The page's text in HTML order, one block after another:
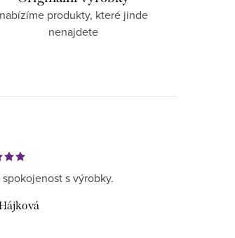
nabízíme produkty, které jinde
nenajdete
s výrobky.